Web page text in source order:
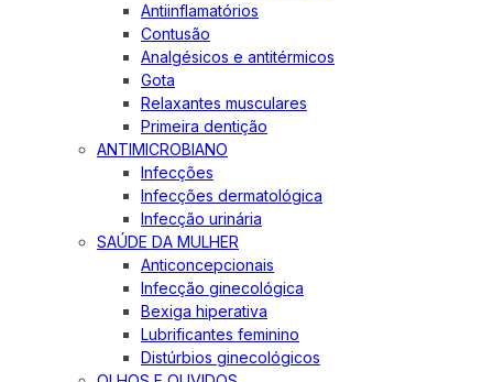
Antiinflamatórios
Contusão
Analgésicos e antitérmicos
Gota
Relaxantes musculares
Primeira dentição
ANTIMICROBIANO
Infecções
Infecções dermatológica
Infecção urinária
SAÚDE DA MULHER
Anticoncepcionais
Infecção ginecológica
Bexiga hiperativa
Lubrificantes feminino
Distúrbios ginecológicos